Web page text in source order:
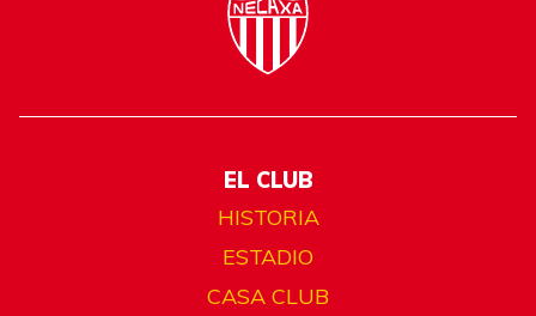
EL CLUB
HISTORIA
ESTADIO
CASA CLUB